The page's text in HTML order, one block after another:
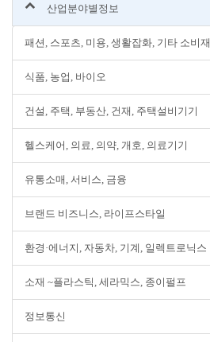
산업분야별정보
패션, 스포츠, 미용, 생활잡화, 기타 소비재
식품, 농업, 바이오
건설, 주택, 부동산, 건재, 주택설비기기
헬스케어, 의료, 의약, 개호, 의료기기
유통소매, 서비스, 금융
브랜드 비즈니스, 라이프스타일
환경·에너지, 자동차, 기계, 일렉트로닉스
소재 ~플라스틱, 세라믹스, 종이펄프
정보통신